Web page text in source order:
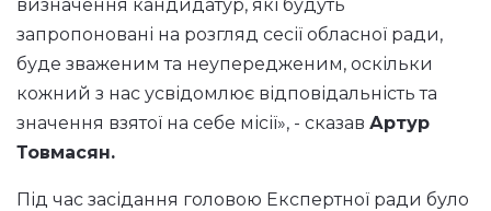
визначення кандидатур, які будуть
запропоновані на розгляд сесії обласної ради,
буде зваженим та неупередженим, оскільки
кожний з нас усвідомлює відповідальність та
значення взятої на себе місії», - сказав Артур
Товмасян.
Під час засідання головою Експертної ради було